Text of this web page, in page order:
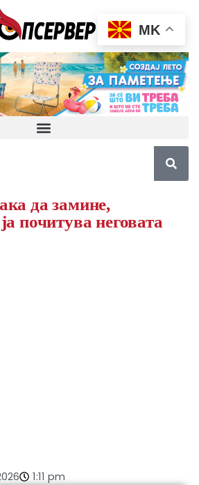
да замине,
почитува неговата
1:11 pm
MK